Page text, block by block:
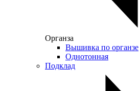
Органза
Вышивка по органзе
Однотонная
Подклад